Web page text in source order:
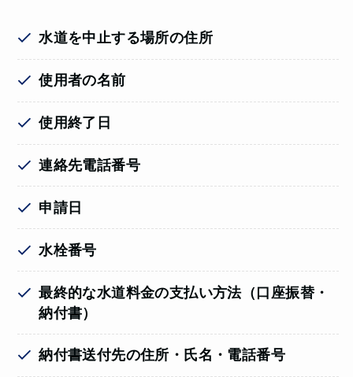
水道を中止する場所の住所
使用者の名前
使用終了日
連絡先電話番号
申請日
水栓番号
最終的な水道料金の支払い方法（口座振替・
納付書）
納付書送付先の住所・氏名・電話番号